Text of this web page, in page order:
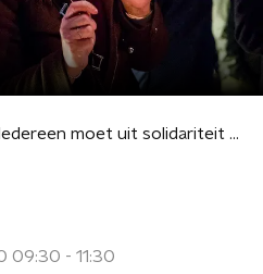
Stand.nl: Iedereen moet uit solidariteit thuisblijven met oud en nieuw
09:30 - 11:30